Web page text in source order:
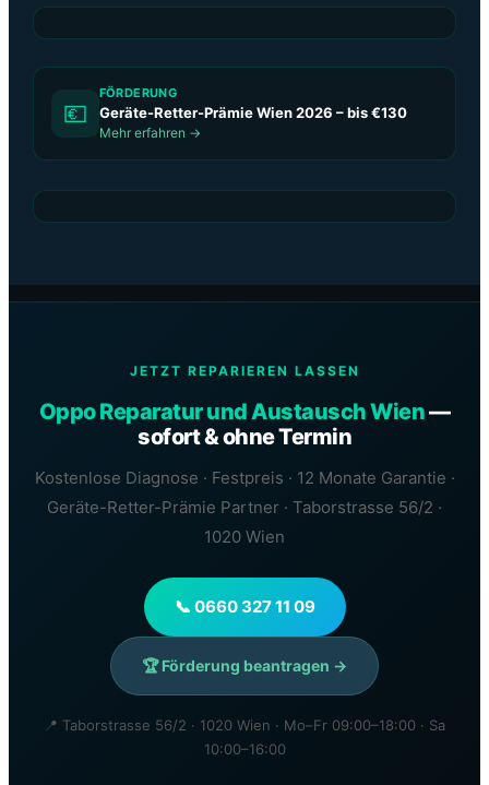
💶
FÖRDERUNG
Geräte-Retter-Prämie Wien 2026 – bis €130
Mehr erfahren →
JETZT REPARIEREN LASSEN
Oppo Reparatur und Austausch Wien—
sofort & ohne Termin
Kostenlose Diagnose · Festpreis · 12 Monate Garantie ·
Geräte-Retter-Prämie Partner · Taborstrasse 56/2 ·
1020 Wien
📞 0660 327 11 09
🏆 Förderung beantragen →
📍 Taborstrasse 56/2 · 1020 Wien · Mo–Fr 09:00–18:00 · Sa
10:00–16:00